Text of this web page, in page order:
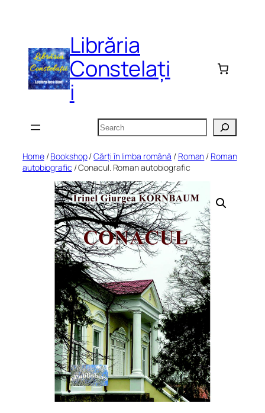
Librăria
Constelați
i
Search
Home/Bookshop/Cărți în limba română / Roman / Roman
autobiografic / Conacul. Roman autobiografic